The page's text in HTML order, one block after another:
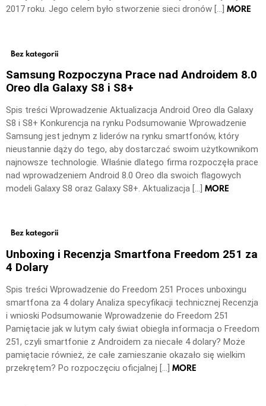
2017 roku. Jego celem było stworzenie sieci dronów […] MORE
Bez kategorii
Samsung Rozpoczyna Prace nad Androidem 8.0
Oreo dla Galaxy S8 i S8+
Spis treści Wprowadzenie Aktualizacja Android Oreo dla Galaxy
S8 i S8+ Konkurencja na rynku Podsumowanie Wprowadzenie
Samsung jest jednym z liderów na rynku smartfonów, który
nieustannie dąży do tego, aby dostarczać swoim użytkownikom
najnowsze technologie. Właśnie dlatego firma rozpoczęła prace
nad wprowadzeniem Android 8.0 Oreo dla swoich flagowych
modeli Galaxy S8 oraz Galaxy S8+. Aktualizacja […] MORE
Bez kategorii
Unboxing i Recenzja Smartfona Freedom 251 za
4 Dolary
Spis treści Wprowadzenie do Freedom 251 Proces unboxingu
smartfona za 4 dolary Analiza specyfikacji technicznej Recenzja
i wnioski Podsumowanie Wprowadzenie do Freedom 251
Pamiętacie jak w lutym cały świat obiegła informacja o Freedom
251, czyli smartfonie z Androidem za niecałe 4 dolary? Może
pamiętacie również, że całe zamieszanie okazało się wielkim
przekrętem? Po rozpoczęciu oficjalnej […] MORE